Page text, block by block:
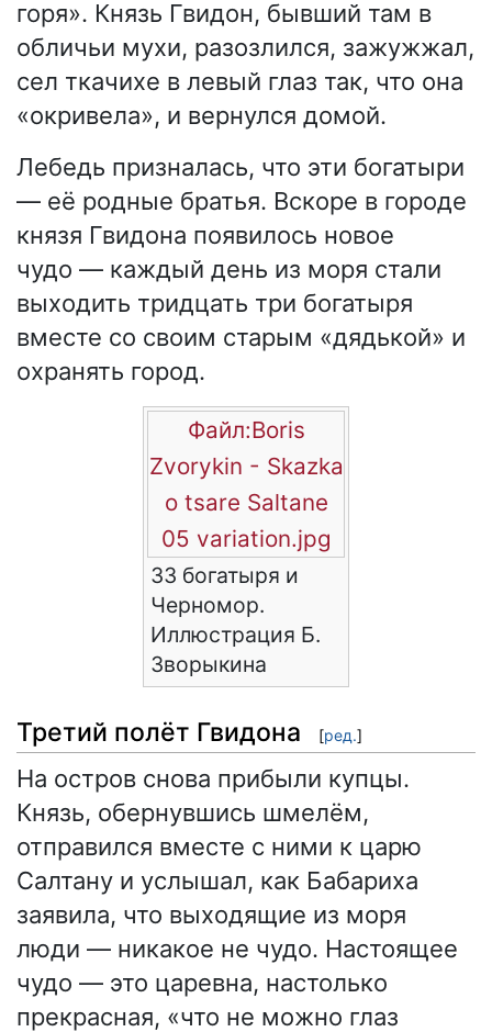
горя». Князь Гвидон, бывший там в
обличьи мухи, разозлился, зажужжал,
сел ткачихе в левый глаз так, что она
«окривела», и вернулся домой.
Лебедь призналась, что эти богатыри
— её родные братья. Вскоре в городе
князя Гвидона появилось новое
чудо — каждый день из моря стали
выходить тридцать три богатыря
вместе со своим старым «дядькой» и
охранять город.
Файл:Boris
Zvorykin - Skazka
o tsare Saltane
05 variation.jpg
33 богатыря и
Черномор.
Иллюстрация Б.
Зворыкина
Третий полёт Гвидона [ред.]
На остров снова прибыли купцы.
Князь, обернувшись шмелём,
отправился вместе с ними к царю
Салтану и услышал, как Бабариха
заявила, что выходящие из моря
люди — никакое не чудо. Настоящее
чудо — это царевна, настолько
прекрасная, «что не можно глаз